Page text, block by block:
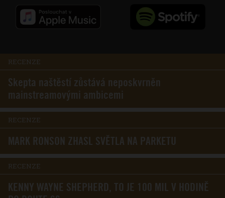
RECENZE
Skepta naštěstí zůstává neposkvrněn
mainstreamovými ambicemi
RECENZE
MARK RONSON ZHASL SVĚTLA NA PARKETU
RECENZE
KENNY WAYNE SHEPHERD, TO JE 100 MIL V HODINĚ